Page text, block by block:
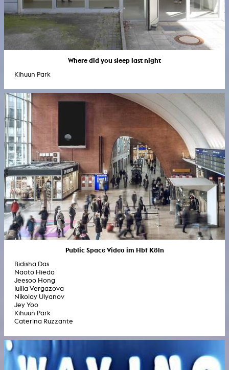
Where did you sleep last night
Kihuun Park
Public Space Video im Hbf Köln
Bidisha Das
Naoto Hieda
Jeesoo Hong
Iuliia Vergazova
Nikolay Ulyanov
Jey Yoo
Kihuun Park
Caterina Ruzzante